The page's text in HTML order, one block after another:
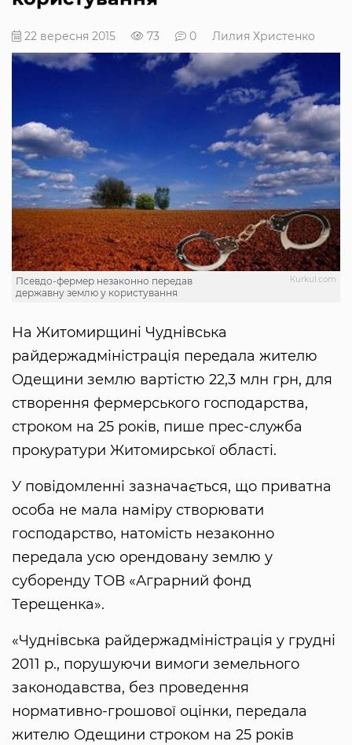
22 вересня 2015 73 0 Лилия Христенко
Кurkul.com
Псевдо-фермер незаконно передав
державну землю у користування
На Житомирщині Чуднівська
райдержадміністрація передала жителю
Одещини землю вартістю 22,3 млн грн, для
створення фермерського господарства,
строком на 25 років, пише прес-служба
прокуратури Житомирської області.
У повідомленні зазначається, що приватна
особа не мала наміру створювати
господарство, натомість незаконно
передала усю орендовану землю у
суборенду ТОВ «Аграрний фонд
Терещенка».
«Чуднівська райдержадміністрація у грудні
2011 р., порушуючи вимоги земельного
законодавства, без проведення
нормативно-грошової оцінки, передала
жителю Одещини строком на 25 років